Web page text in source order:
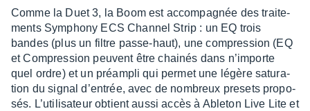
Comme la Duet 3, la Boom est accom­­pa­­gnée des trai­­te­­
ments Symphony ECS Chan­nel Strip : un EQ trois
bandes (plus un filtre passe-haut), une compres­­sion (EQ
et Compres­sion peuvent être chai­nés dans n’im­porte
quel ordre) et un préam­­pli qui permet une légère satu­­ra­­
tion du signal d’en­trée, avec de nombreux presets propo­­
sés. L’uti­li­sa­teur obtient aussi accès à Able­ton Live Lite et